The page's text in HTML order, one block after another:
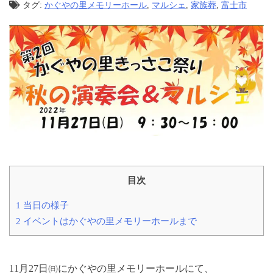
タグ: かぐやの里メモリーホール, マルシェ , 家族葬, 富士市
目次
1 当日の様子
2 イベントはかぐやの里メモリーホールまで
11月27日㈰にかぐやの里メモリーホールにて、